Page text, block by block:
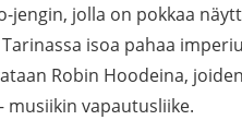
jengin, jolla on pokkaa
isoa pahaa
Robin Hoodeina,
vapautusliike.